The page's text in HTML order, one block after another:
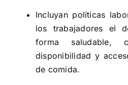
Incluyan políticas
los trabajadores el
forma
disponibilidad y
de comida.